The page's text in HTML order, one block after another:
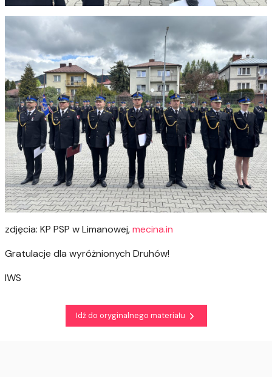
zdjęcia: KP PSP w Limanowej,mecina.in
Gratulacje dla wyróżnionych Druhów!
IWS
Idź do oryginalnego materiału